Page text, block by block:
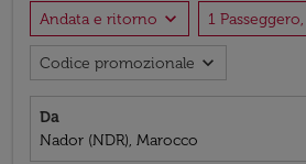
Andata e ritorno expand_more 1
Codice promozionale expand_more
Da
Nador (NDR), Marocco